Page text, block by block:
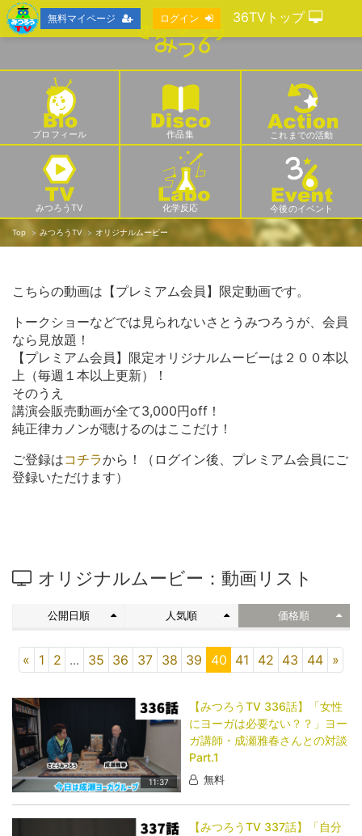
プロフィール 作品集 これまでの活動
みつろうTV 化学反応 今後のイベント
Top みつろうTV オリジナルムービー
こちらの動画は【プレミアム会員】限定動画です。
トークショーなどでは見られないさとうみつろうが、会員
なら見放題！
【プレミアム会員】限定オリジナルムービーは２００本以
上（毎週１本以上更新）！
そのうえ
講演会販売動画が全て3,000円off！
純正律カノンが聴けるのはここだけ！
ご登録はコチラから！（ログイン後、プレミアム会員にご
登録いただけます）
オリジナルムービー：動画リスト
公開日順 人気順 価格順
« 1 2 ... 35 36 37 38 39 40 41 42 43 44 »
11:37
【みつろうTV 336話】「​​​​​​​女性
にヨーガは必要ない？？」ヨー
ガ講師・成瀬雅春さんとの対談
Part.1
無料
【みつろうTV 337話】「​​​​​​​自分
無料マイページ ログイン 36TVトップ